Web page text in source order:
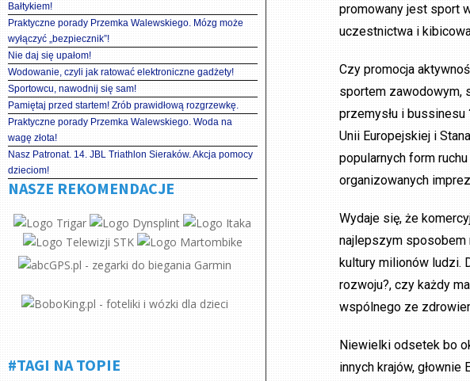
Bałtykiem!
Praktyczne porady Przemka Walewskiego. Mózg może
wyłączyć „bezpiecznik”!
Nie daj się upałom!
Wodowanie, czyli jak ratować elektroniczne gadżety!
Sportowcu, nawodnij się sam!
Pamiętaj przed startem! Zrób prawidłową rozgrzewkę.
Praktyczne porady Przemka Walewskiego. Woda na
wagę złota!
Nasz Patronat. 14. JBL Triathlon Sieraków. Akcja pomocy
dzieciom!
NASZE REKOMENDACJE
#TAGI NA TOPIE
promowany jest sport
uczestnictwa i
Czy promocja
sportem zawodowym,
przemysłu i
Unii Europejskiej i
popularnych form
organizowanych
Wydaje się, że
najlepszym sposobem
kultury milionów ludzi.
rozwoju?, czy każdy
wspólnego ze
Niewielki odsetek bo
innych krajów,